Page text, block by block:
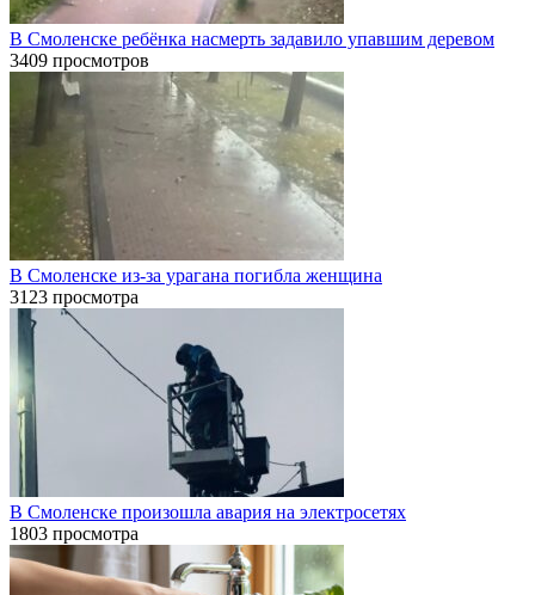
В Смоленске ребёнка насмерть задавило упавшим деревом
3409 просмотров
В Смоленске из-за урагана погибла женщина
3123 просмотра
В Смоленске произошла авария на электросетях
1803 просмотра